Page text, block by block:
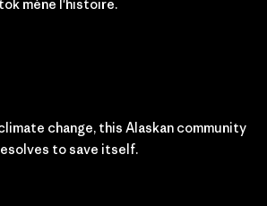
mène l'histoire.
change, this Alaskan community
to save itself.